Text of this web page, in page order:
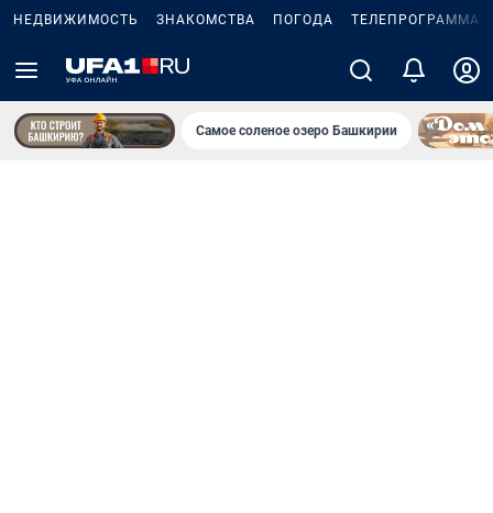
НЕДВИЖИМОСТЬ ЗНАКОМСТВА ПОГОДА ТЕЛЕПРОГРАММА
Самое соленое озеро Башкирии